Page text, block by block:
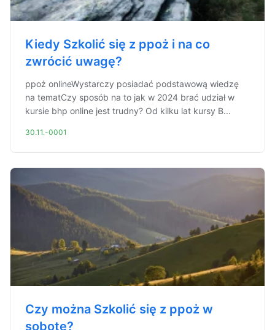
Kiedy Szkolić się z ppoż i na co
zwrócić uwagę?
ppoż onlineWystarczy posiadać podstawową wiedzę
na tematCzy sposób na to jak w 2024 brać udział w
kursie bhp online jest trudny? Od kilku lat kursy B...
30.11.-0001
Czy można Szkolić się z ppoż w
sobotę?